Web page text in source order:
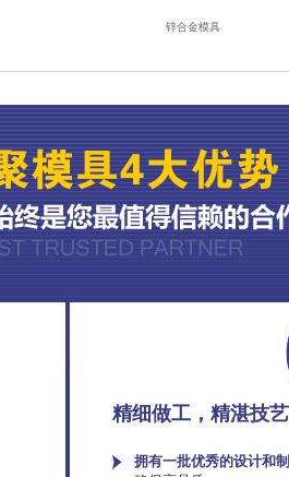
锌合金模具
精细做工，精湛技
拥有一批优秀的设计和